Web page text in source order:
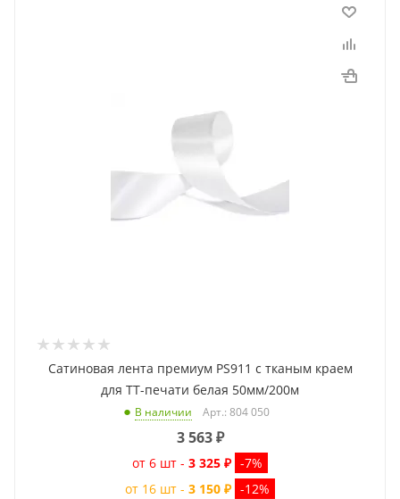
Сатиновая лента премиум PS911 с тканым краем
для ТТ-печати белая 50мм/200м
В наличии Арт.: 804 050
3 563₽
от 6 шт - 3 325 ₽ -7%
от 16 шт - 3 150 ₽ -12%